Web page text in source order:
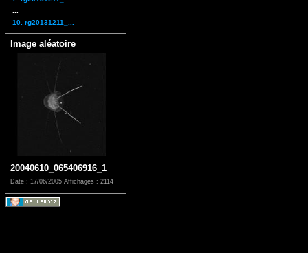
10. rg20131211_...
Image aléatoire
20040610_065406916_1
Date : 17/06/2005 Affichages : 2114